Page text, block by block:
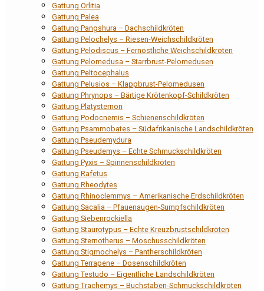
Gattung Orlitia
Gattung Palea
Gattung Pangshura – Dachschildkröten
Gattung Pelochelys – Riesen-Weichschildkröten
Gattung Pelodiscus – Fernöstliche Weichschildkröten
Gattung Pelomedusa – Starrbrust-Pelomedusen
Gattung Peltocephalus
Gattung Pelusios – Klappbrust-Pelomedusen
Gattung Phrynops – Bärtige Krötenkopf-Schildkröten
Gattung Platysternon
Gattung Podocnemis – Schienenschildkröten
Gattung Psammobates – Südafrikanische Landschildkröten
Gattung Pseudemydura
Gattung Pseudemys – Echte Schmuckschildkröten
Gattung Pyxis – Spinnenschildkröten
Gattung Rafetus
Gattung Rheodytes
Gattung Rhinoclemmys – Amerikanische Erdschildkröten
Gattung Sacalia – Pfauenaugen-Sumpfschildkröten
Gattung Siebenrockiella
Gattung Staurotypus – Echte Kreuzbrustschildkröten
Gattung Sternotherus – Moschusschildkröten
Gattung Stigmochelys – Pantherschildkröten
Gattung Terrapene – Dosenschildkröten
Gattung Testudo – Eigentliche Landschildkröten
Gattung Trachemys – Buchstaben-Schmuckschildkröten